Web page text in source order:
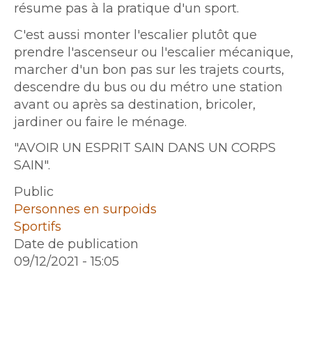
résume pas à la pratique d'un sport.
Texte
C'est aussi monter l'escalier plutôt que
prendre l'ascenseur ou l'escalier mécanique,
marcher d'un bon pas sur les trajets courts,
descendre du bus ou du métro une station
avant ou après sa destination, bricoler,
jardiner ou faire le ménage.
"AVOIR UN ESPRIT SAIN DANS UN CORPS
SAIN".
Public
Personnes en surpoids
Sportifs
Date de publication
09/12/2021 - 15:05